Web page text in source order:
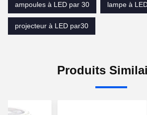
ampoules à LED par 30
lampe à
projecteur à LED par30
Produits